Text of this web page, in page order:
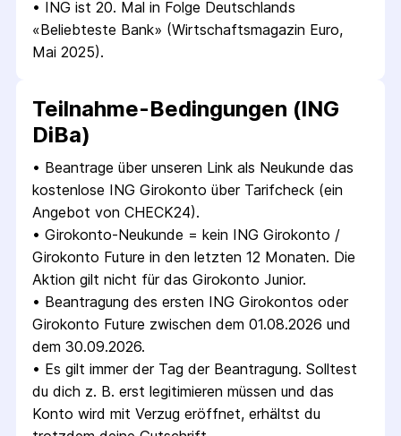
• ING ist 20. Mal in Folge Deutschlands
«Beliebteste Bank» (Wirtschaftsmagazin Euro,
Mai 2025).
Teilnahme-Bedingungen (ING
DiBa)
• Beantrage über unseren Link als Neukunde das
kostenlose ING Girokonto über Tarifcheck (ein
Angebot von CHECK24).
• Girokonto-Neukunde = kein ING Girokonto /
Girokonto Future in den letzten 12 Monaten. Die
Aktion gilt nicht für das Girokonto Junior.
• Beantragung des ersten ING Girokontos oder
Girokonto Future zwischen dem 01.08.2026 und
dem 30.09.2026.
• Es gilt immer der Tag der Beantragung. Solltest
du dich z. B. erst legitimieren müssen und das
Konto wird mit Verzug eröffnet, erhältst du